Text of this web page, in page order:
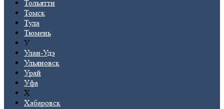
Тольятти
Томск
Тула
Тюмень
У
Улан-Удэ
Ульяновск
Урай
Уфа
Х
Хабаровск